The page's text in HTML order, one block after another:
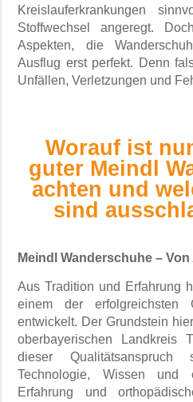
Kreislauferkrankungen
Stoffwechsel angeregt.
Aspekten, die
Ausflug erst perfekt. Denn
Unfällen, Verletzungen und
Worauf ist
guter Meindl
achten und
sind
Meindl Wanderschuhe –
Aus Tradition und Erfahrung
einem der erfolgreichsten
entwickelt. Der Grundstein
oberbayerischen Landkreis
dieser
Technologie, Wissen
Erfahrung und